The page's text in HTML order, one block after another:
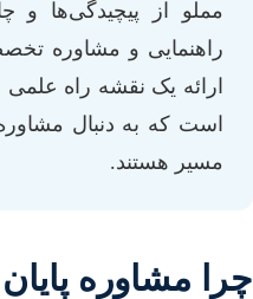
مملو از پیچیدگی‌ها و
راهنمایی و مشاوره
ارائه یک نقشه راه علمی
است که به دنبال
مسیر هستند.
چرا مشاوره